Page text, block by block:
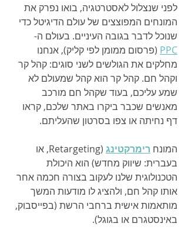
לפני שנצלול לאסטרטגיה, בואו נפרק את
המונחים המפוצצים של עולם הדיגיטל כדי
שנוכל לדבר בגובה העיניים. בעולם ה-
PPC (פרסום ממומן לפי קליק), אנחנו
מחלקים את הגולשים לשני סוגים: קהל קר
וקהל חם. קהל קר הוא קהל שמעולם לא
שמע עליכם, בעוד שקהל חם מורכב
מאנשים שכבר ביקרו באתר שלכם, קראו
דף נחיתה או צפו בסרטון שהעליתם.
המונח רימרקטינג
(Retargeting, או
בעברית: שיווק מחדש) הוא היכולת
הטכנולוגית שלנו לעקוב בצורה חכמה אחר
אותו קהל חם, ולהציג לו מודעות המשך
מותאמות אישית ברחבי הרשת (בפייסבוק,
באינסטגרם או בגוגל).